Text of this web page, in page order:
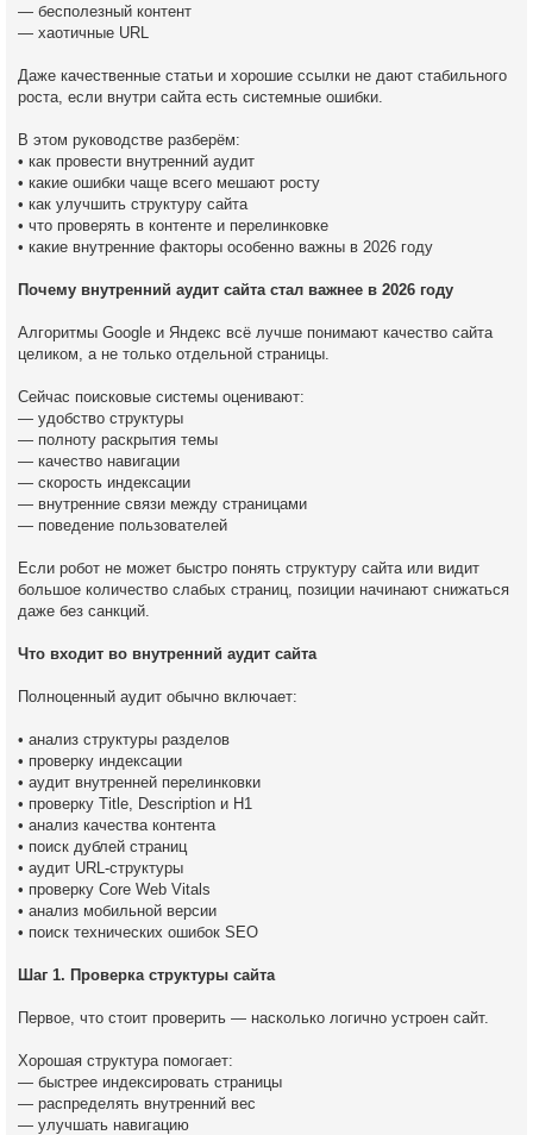
— бесполезный контент
— хаотичные URL
Даже качественные статьи и хорошие ссылки не дают стабильного
роста, если внутри сайта есть системные ошибки.
В этом руководстве разберём:
• как провести внутренний аудит
• какие ошибки чаще всего мешают росту
• как улучшить структуру сайта
• что проверять в контенте и перелинковке
• какие внутренние факторы особенно важны в 2026 году
Почему внутренний аудит сайта стал важнее в 2026 году
Алгоритмы Google и Яндекс всё лучше понимают качество сайта
целиком, а не только отдельной страницы.
Сейчас поисковые системы оценивают:
— удобство структуры
— полноту раскрытия темы
— качество навигации
— скорость индексации
— внутренние связи между страницами
— поведение пользователей
Если робот не может быстро понять структуру сайта или видит
большое количество слабых страниц, позиции начинают снижаться
даже без санкций.
Что входит во внутренний аудит сайта
Полноценный аудит обычно включает:
• анализ структуры разделов
• проверку индексации
• аудит внутренней перелинковки
• проверку Title, Description и H1
• анализ качества контента
• поиск дублей страниц
• аудит URL-структуры
• проверку Core Web Vitals
• анализ мобильной версии
• поиск технических ошибок SEO
Шаг 1. Проверка структуры сайта
Первое, что стоит проверить — насколько логично устроен сайт.
Хорошая структура помогает:
— быстрее индексировать страницы
— распределять внутренний вес
— улучшать навигацию